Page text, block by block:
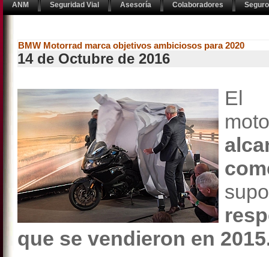
ANM Seguridad Vial Asesoría Colaboradores
BMW Motorrad marca objetivos ambiciosos para 2020
14 de Octubre de 2016
El
que se vendieron en